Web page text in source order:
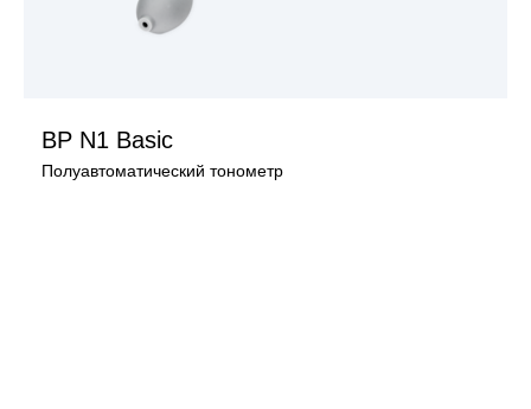
BP N1 Basic
Полуавтоматический тонометр